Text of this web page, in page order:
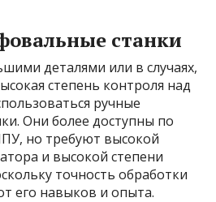
станки
деталями или в случаях,
степень контроля над
ручные
Они более доступны по
но требуют высокой
и высокой степени
точность обработки
его навыков и опыта.